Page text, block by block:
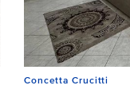
Concetta Crucitti